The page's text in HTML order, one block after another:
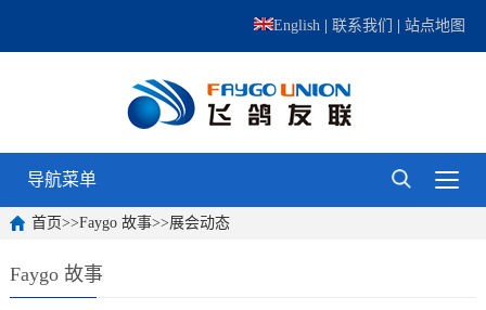
English |联系我们 |站点地图
导航菜单
首页>>Faygo 故事>>展会动态
Faygo 故事